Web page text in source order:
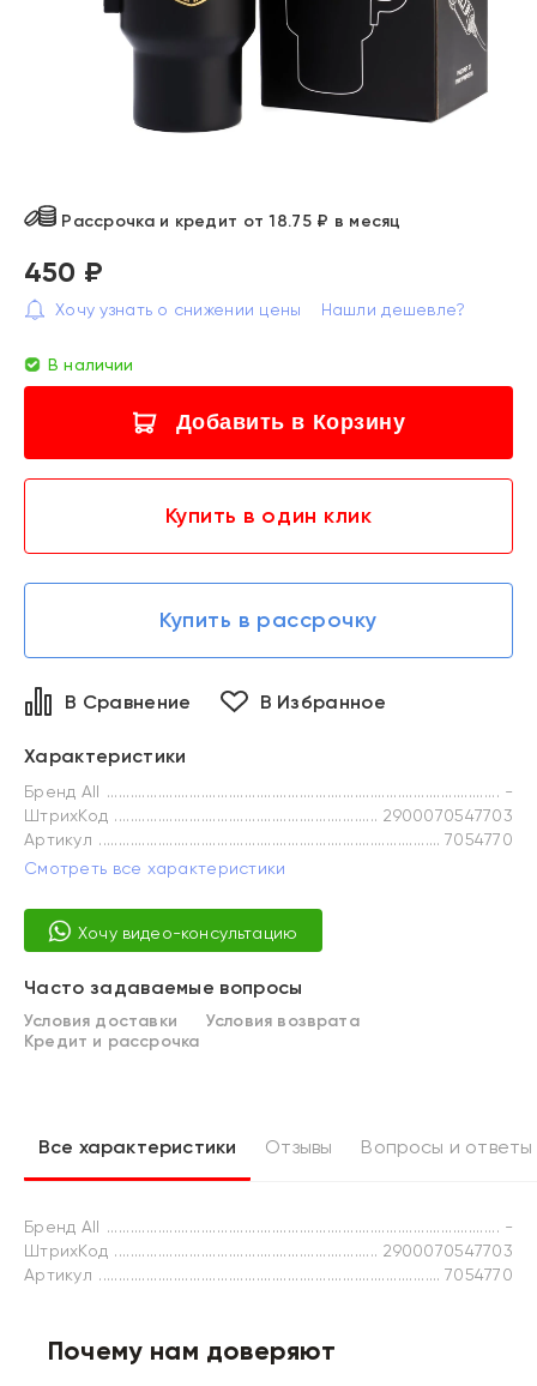
Рассрочка и кредит от 18.75 ₽ в месяц
450 ₽
Хочу узнать о снижении цены Нашли дешевле?
В наличии
Добавить в Корзину
Купить в один клик
Купить в рассрочку
В Сравнение В Избранное
Характеристики
Бренд All
-
ШтрихКод
2900070547703
Артикул
7054770
Смотреть все характеристики
Хочу видео-консультацию
Часто задаваемые вопросы
Условия доставки
Условия возврата
Кредит и рассрочка
Все характеристики Отзывы Вопросы и ответы
Бренд All
-
ШтрихКод
2900070547703
Артикул
7054770
Почему нам доверяют